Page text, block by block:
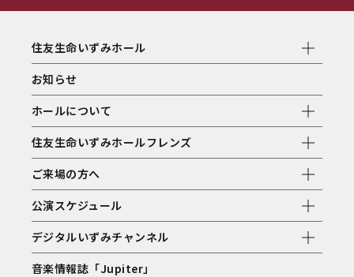
住友生命いずみホール
お知らせ
ホールについて
住友生命いずみホールフレンズ
ご来場の方へ
公演スケジュール
デジタルいずみチャンネル
音楽情報誌「Jupiter」